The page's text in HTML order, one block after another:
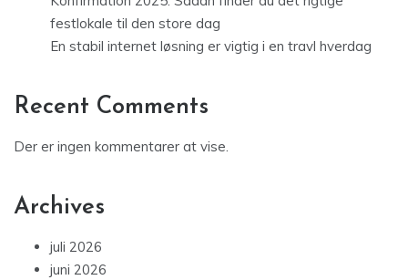
festlokale til den store dag
En stabil internet løsning er vigtig i en travl hverdag
Recent Comments
Der er ingen kommentarer at vise.
Archives
juli 2026
juni 2026